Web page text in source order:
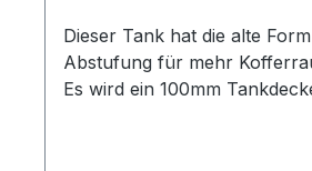
Dieser Tank hat die alte
Abstufung für mehr
Es wird ein 100mm